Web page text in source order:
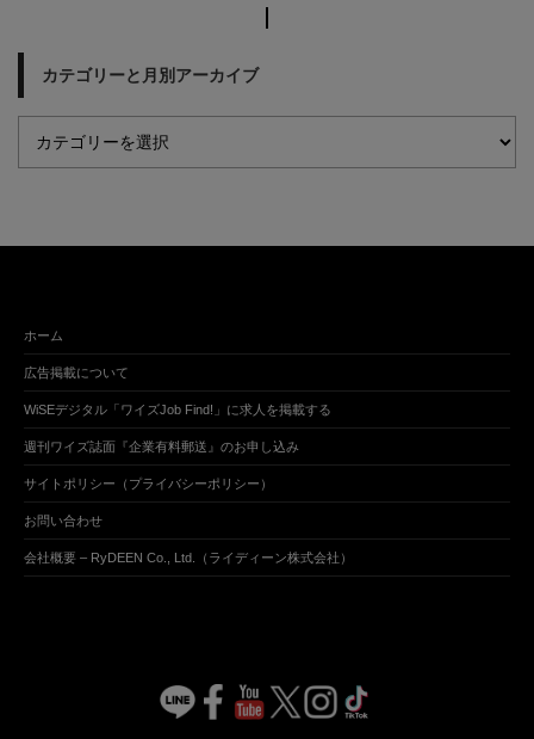
カテゴリーと月別アーカイブ
ホーム
広告掲載について
WiSEデジタル「ワイズJob Find!」に求人を掲載する
週刊ワイズ誌面『企業有料郵送』のお申し込み
サイトポリシー（プライバシーポリシー）
お問い合わせ
会社概要 – RyDEEN Co., Ltd.（ライディーン株式会社）